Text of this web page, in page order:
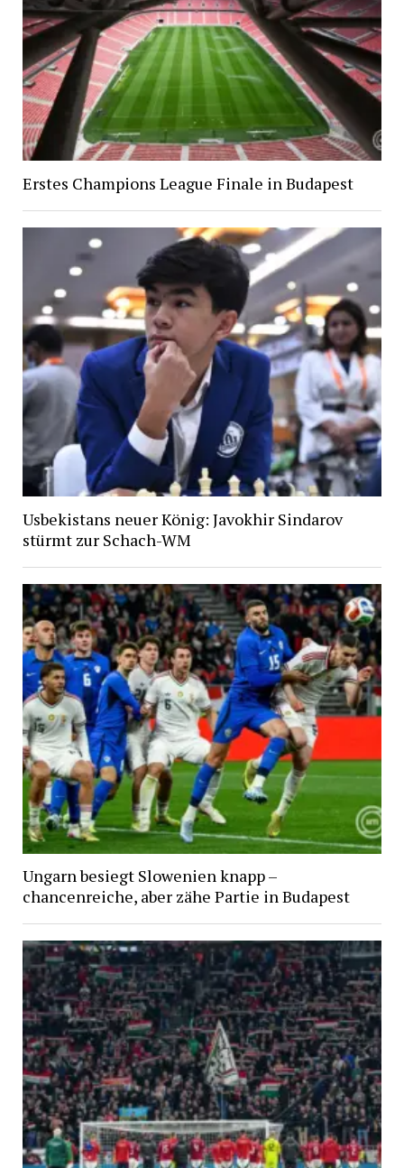
Erstes Champions League Finale in Budapest
Usbekistans neuer König: Javokhir Sindarov
stürmt zur Schach-WM
Ungarn besiegt Slowenien knapp –
chancenreiche, aber zähe Partie in Budapest